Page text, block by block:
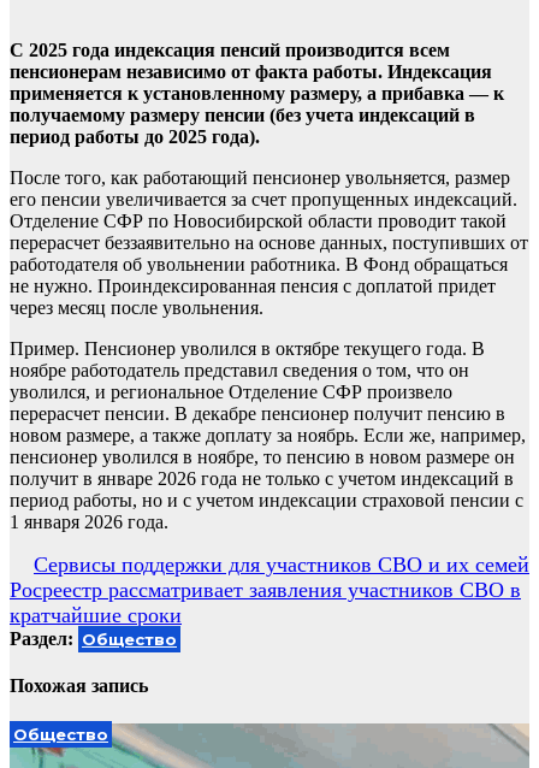
С 2025 года индексация пенсий производится всем
пенсионерам независимо от факта работы. Индексация
применяется к установленному размеру, а прибавка — к
получаемому размеру пенсии (без учета индексаций в
период работы до 2025 года).
После того, как работающий пенсионер увольняется, размер
его пенсии увеличивается за счет пропущенных индексаций.
Отделение СФР по Новосибирской области проводит такой
перерасчет беззаявительно на основе данных, поступивших от
работодателя об увольнении работника. В Фонд обращаться
не нужно. Проиндексированная пенсия с доплатой придет
через месяц после увольнения.
Пример. Пенсионер уволился в октябре текущего года. В
ноябре работодатель представил сведения о том, что он
уволился, и региональное Отделение СФР произвело
перерасчет пенсии. В декабре пенсионер получит пенсию в
новом размере, а также доплату за ноябрь. Если же, например,
пенсионер уволился в ноябре, то пенсию в новом размере он
получит в январе 2026 года не только с учетом индексаций в
период работы, но и с учетом индексации страховой пенсии с
1 января 2026 года.
Навигация
по
записям
Сервисы поддержки для участников СВО и их семей
Росреестр рассматривает заявления участников СВО в
кратчайшие сроки
Раздел: Общество
Похожая запись
Общество